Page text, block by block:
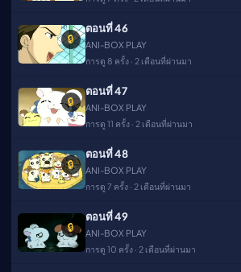
🔒
ตอนที่ 46
ANI-BOX PLAY
การดู 8 ครั้ง · 2 เดือนที่ผ่านมา
🔒
ตอนที่ 47
ANI-BOX PLAY
การดู 11 ครั้ง · 2 เดือนที่ผ่านมา
🔒
ตอนที่ 48
ANI-BOX PLAY
การดู 7 ครั้ง · 2 เดือนที่ผ่านมา
🔒
ตอนที่ 49
ANI-BOX PLAY
การดู 10 ครั้ง · 2 เดือนที่ผ่านมา